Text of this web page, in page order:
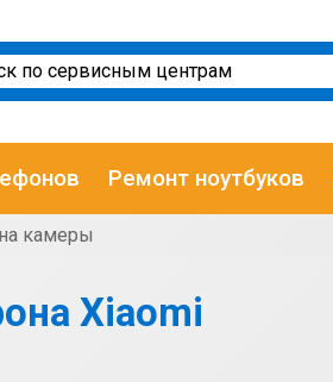
Ремонт ноутбуков
камеры
Xiaomi